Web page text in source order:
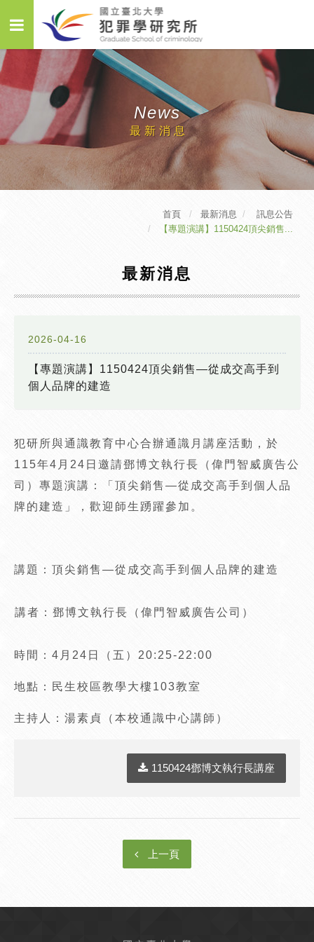
News
最新消息
首頁 最新消息
訊息公告
【專題演講】1150424頂尖銷售...
最新消息
2026-04-16
【專題演講】1150424頂尖銷售—從成交高手到
個人品牌的建造
犯研所與通識教育中心合辦通識月講座活動，於
115年4月24日邀請鄧博文執行長（偉門智威廣告公
司）專題演講：「頂尖銷售—從成交高手到個人品
牌的建造」，歡迎師生踴躍參加。
講題：頂尖銷售—從成交高手到個人品牌的建造
講者：鄧博文執行長（偉門智威廣告公司）
時間：4月24日（五）20:25-22:00
地點：民生校區教學大樓103教室
主持人：湯素貞（本校通識中心講師）
1150424鄧博文執行長講座
上一頁